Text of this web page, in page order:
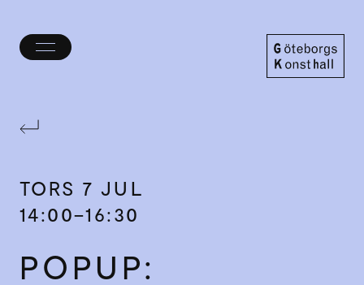
Öppna/stäng
TORS 7 JUL
14:00–16:30
POPUP: